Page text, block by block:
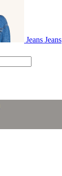
Jeans Jeans